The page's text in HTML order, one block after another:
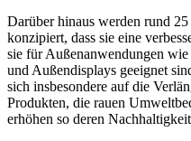
Darüber hinaus werden rund
konzipiert, dass sie eine
sie für Außenanwendungen
und Außendisplays geeignet
sich insbesondere auf die
Produkten, die rauen
erhöhen so deren